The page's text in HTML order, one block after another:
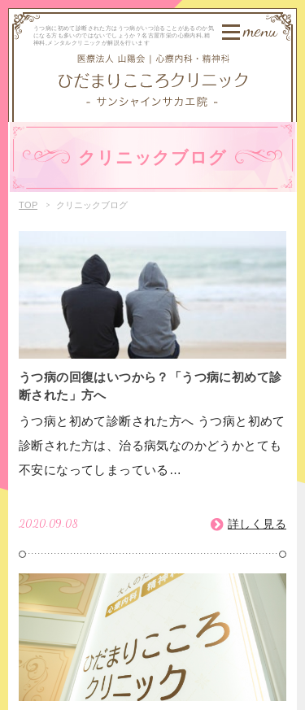
うつ病に初めて診断された方はうつ病がいつ治ることがあるのか気
になる方も多いのではないでしょうか？名古屋市栄の心療内科,精
神科,メンタルクリニックが解説を行います
menu
クリニックブログ
TOP クリニックブログ
うつ病の回復はいつから？「うつ病に初めて診
断された」方へ
うつ病と初めて診断された方へ うつ病と初めて
診断された方は、治る病気なのかどうかとても
不安になってしまっている…
2020.09.08 詳しく見る